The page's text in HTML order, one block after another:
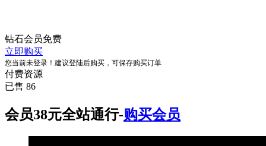
钻石会员免费
立即购买
您当前未登录！建议登陆后购买，可保存购买订单
付费资源
已售 86
会员38元全站通行-购买会员